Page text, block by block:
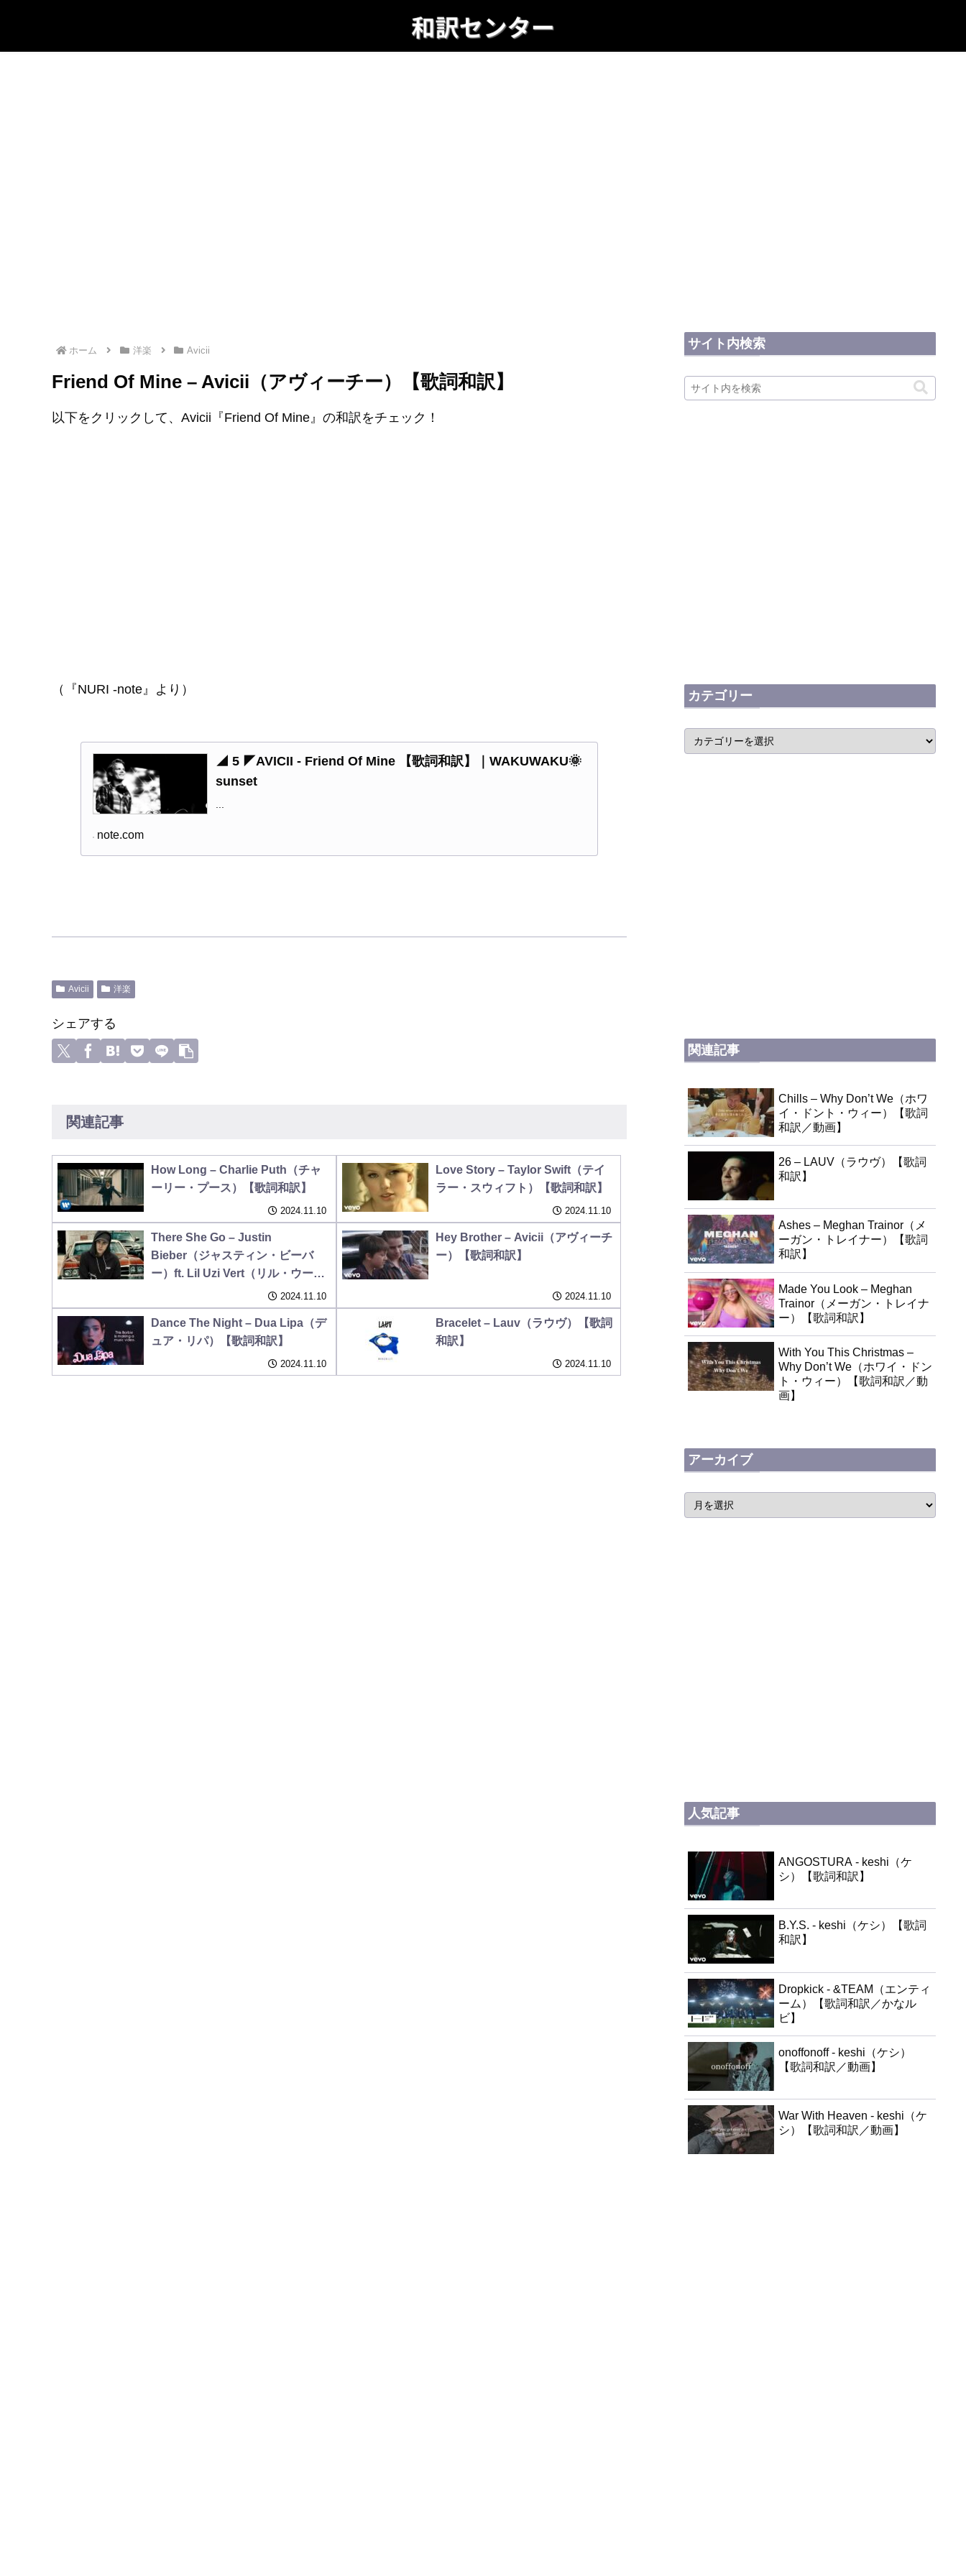
ホーム 洋楽 Avicii
Friend Of Mine – Avicii（アヴィーチー）【歌詞和訳】
以下をクリックして、Avicii『Friend Of Mine』の和訳をチェック！
（『NURI -note』より）
◢ 5 ◤AVICII - Friend Of Mine 【歌詞和訳】｜WAKUWAKU🌞
sunset
note.com
Avicii 洋楽
シェアする
関連記事
How Long – Charlie Puth（チャ
ーリー・プース）【歌詞和訳】
2024.11.10
Love Story – Taylor Swift（テイ
ラー・スウィフト）【歌詞和訳】
2024.11.10
There She Go – Justin
Bieber（ジャスティン・ビーバ
ー）ft. Lil Uzi Vert（リル・ウージ
ー・ヴァート）【歌詞和訳】2024.11.10
Hey Brother – Avicii（アヴィーチ
ー）【歌詞和訳】
2024.11.10
Dance The Night – Dua Lipa（デ
ュア・リパ）【歌詞和訳】
2024.11.10
Bracelet – Lauv（ラウヴ）【歌詞
和訳】
2024.11.10
サイト内検索
カテゴリー
関連記事
Chills – Why Don’t We（ホワ
イ・ドント・ウィー）【歌詞
和訳／動画】
26 – LAUV（ラウヴ）【歌詞
和訳】
Ashes – Meghan Trainor（メ
ーガン・トレイナー）【歌詞
和訳】
Made You Look – Meghan
Trainor（メーガン・トレイナ
ー）【歌詞和訳】
With You This Christmas –
Why Don’t We（ホワイ・ドン
ト・ウィー）【歌詞和訳／動
画】
アーカイブ
人気記事
ANGOSTURA - keshi（ケ
シ）【歌詞和訳】
B.Y.S. - keshi（ケシ）【歌詞
和訳】
Dropkick - &TEAM（エンティ
ーム）【歌詞和訳／かなル
ビ】
onoffonoff - keshi（ケシ）
【歌詞和訳／動画】
War With Heaven - keshi（ケ
シ）【歌詞和訳／動画】